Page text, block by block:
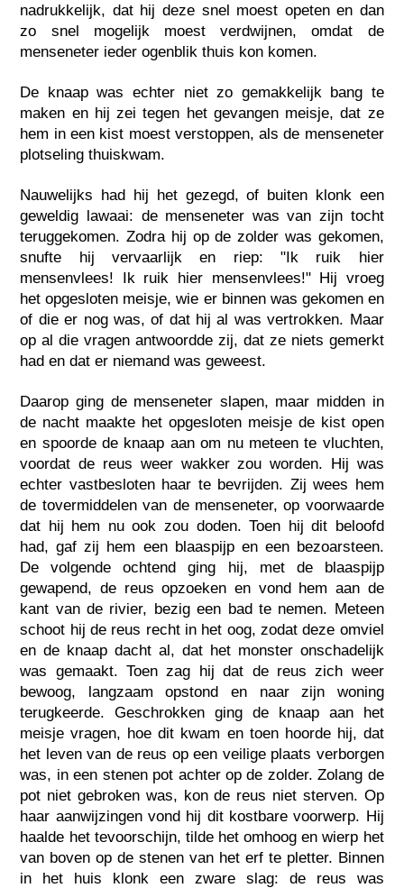
nadrukkelijk, dat hij deze snel moest opeten en dan
zo snel mogelijk moest verdwijnen, omdat de
menseneter ieder ogenblik thuis kon komen.
De knaap was echter niet zo gemakkelijk bang te
maken en hij zei tegen het gevangen meisje, dat ze
hem in een kist moest verstoppen, als de menseneter
plotseling thuiskwam.
Nauwelijks had hij het gezegd, of buiten klonk een
geweldig lawaai: de menseneter was van zijn tocht
teruggekomen. Zodra hij op de zolder was gekomen,
snufte hij vervaarlijk en riep: "Ik ruik hier
mensenvlees! Ik ruik hier mensenvlees!" Hij vroeg
het opgesloten meisje, wie er binnen was gekomen en
of die er nog was, of dat hij al was vertrokken. Maar
op al die vragen antwoordde zij, dat ze niets gemerkt
had en dat er niemand was geweest.
Daarop ging de menseneter slapen, maar midden in
de nacht maakte het opgesloten meisje de kist open
en spoorde de knaap aan om nu meteen te vluchten,
voordat de reus weer wakker zou worden. Hij was
echter vastbesloten haar te bevrijden. Zij wees hem
de tovermiddelen van de menseneter, op voorwaarde
dat hij hem nu ook zou doden. Toen hij dit beloofd
had, gaf zij hem een blaaspijp en een bezoarsteen.
De volgende ochtend ging hij, met de blaaspijp
gewapend, de reus opzoeken en vond hem aan de
kant van de rivier, bezig een bad te nemen. Meteen
schoot hij de reus recht in het oog, zodat deze omviel
en de knaap dacht al, dat het monster onschadelijk
was gemaakt. Toen zag hij dat de reus zich weer
bewoog, langzaam opstond en naar zijn woning
terugkeerde. Geschrokken ging de knaap aan het
meisje vragen, hoe dit kwam en toen hoorde hij, dat
het leven van de reus op een veilige plaats verborgen
was, in een stenen pot achter op de zolder. Zolang de
pot niet gebroken was, kon de reus niet sterven. Op
haar aanwijzingen vond hij dit kostbare voorwerp. Hij
haalde het tevoorschijn, tilde het omhoog en wierp het
van boven op de stenen van het erf te pletter. Binnen
in het huis klonk een zware slag: de reus was